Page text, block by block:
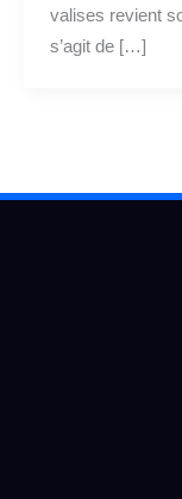
valises revient
s’agit de […]